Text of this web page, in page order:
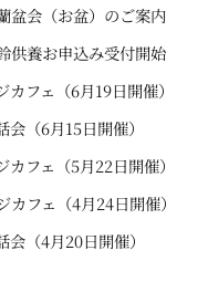
盆会（お盆）のご案内
供養お申込み受付開始
カフェ（6月19日開催）
（6月15日開催）
カフェ（5月22日開催）
カフェ（4月24日開催）
（4月20日開催）